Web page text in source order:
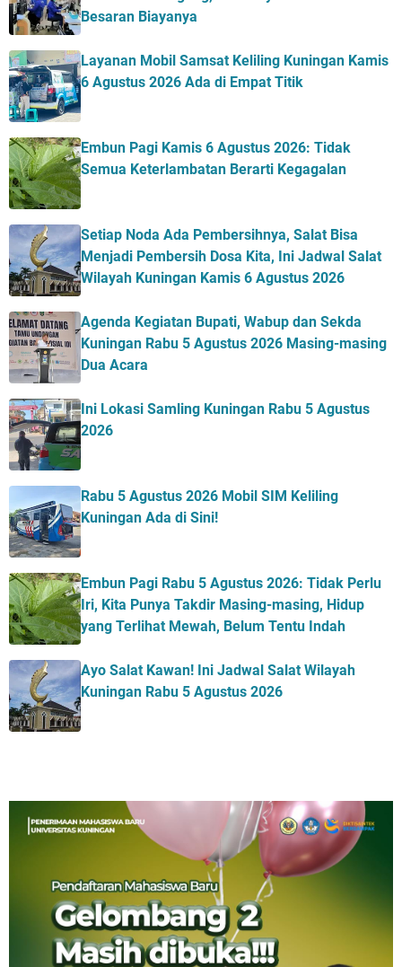
Besaran Biayanya
Layanan Mobil Samsat Keliling Kuningan Kamis
6 Agustus 2026 Ada di Empat Titik
Embun Pagi Kamis 6 Agustus 2026: Tidak
Semua Keterlambatan Berarti Kegagalan
Setiap Noda Ada Pembersihnya, Salat Bisa
Menjadi Pembersih Dosa Kita, Ini Jadwal Salat
Wilayah Kuningan Kamis 6 Agustus 2026
Agenda Kegiatan Bupati, Wabup dan Sekda
Kuningan Rabu 5 Agustus 2026 Masing-masing
Dua Acara
Ini Lokasi Samling Kuningan Rabu 5 Agustus
2026
Rabu 5 Agustus 2026 Mobil SIM Keliling
Kuningan Ada di Sini!
Embun Pagi Rabu 5 Agustus 2026: Tidak Perlu
Iri, Kita Punya Takdir Masing-masing, Hidup
yang Terlihat Mewah, Belum Tentu Indah
Ayo Salat Kawan! Ini Jadwal Salat Wilayah
Kuningan Rabu 5 Agustus 2026